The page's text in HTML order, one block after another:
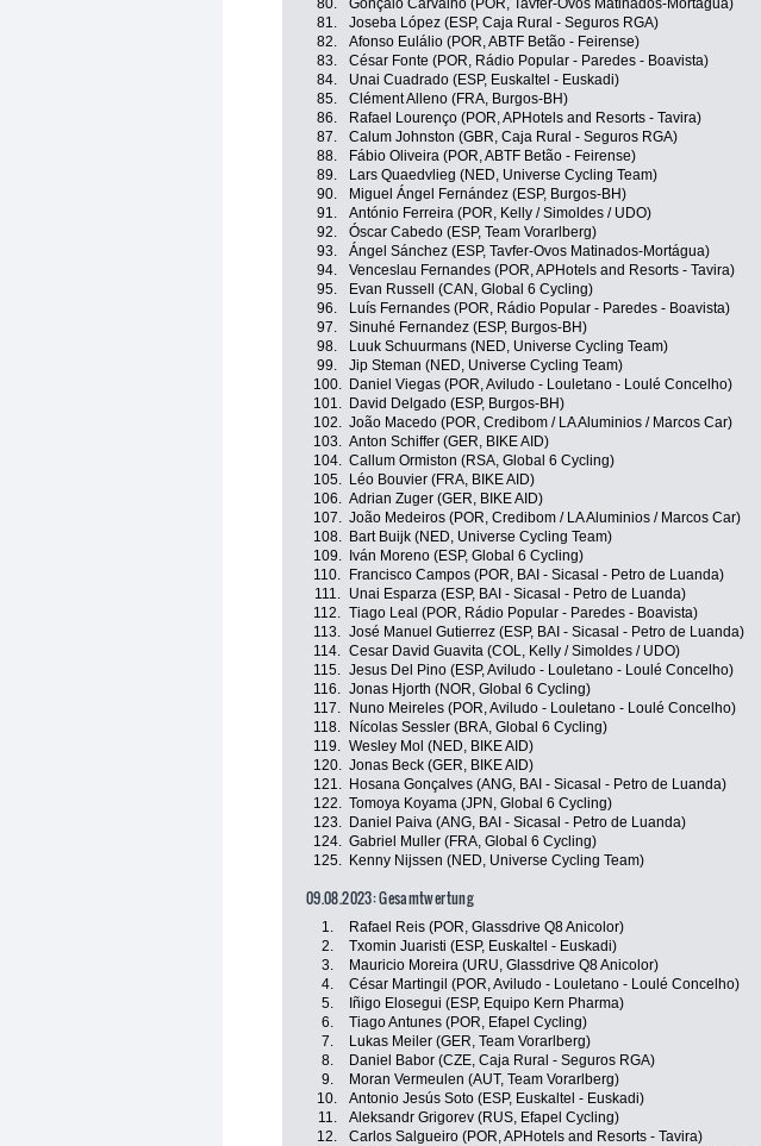
80.
Gonçalo Carvalho (POR, Tavfer-Ovos Matinados-Mortágua)
81.
Joseba López (ESP, Caja Rural - Seguros RGA)
82.
Afonso Eulálio (POR, ABTF Betão - Feirense)
83.
César Fonte (POR, Rádio Popular - Paredes - Boavista)
84.
Unai Cuadrado (ESP, Euskaltel - Euskadi)
85.
Clément Alleno (FRA, Burgos-BH)
86.
Rafael Lourenço (POR, APHotels and Resorts - Tavira)
87.
Calum Johnston (GBR, Caja Rural - Seguros RGA)
88.
Fábio Oliveira (POR, ABTF Betão - Feirense)
89.
Lars Quaedvlieg (NED, Universe Cycling Team)
90.
Miguel Ángel Fernández (ESP, Burgos-BH)
91.
António Ferreira (POR, Kelly / Simoldes / UDO)
92.
Óscar Cabedo (ESP, Team Vorarlberg)
93.
Ángel Sánchez (ESP, Tavfer-Ovos Matinados-Mortágua)
94.
Venceslau Fernandes (POR, APHotels and Resorts - Tavira)
95.
Evan Russell (CAN, Global 6 Cycling)
96.
Luís Fernandes (POR, Rádio Popular - Paredes - Boavista)
97.
Sinuhé Fernandez (ESP, Burgos-BH)
98.
Luuk Schuurmans (NED, Universe Cycling Team)
99.
Jip Steman (NED, Universe Cycling Team)
100.
Daniel Viegas (POR, Aviludo - Louletano - Loulé Concelho)
101.
David Delgado (ESP, Burgos-BH)
102. João Macedo (POR, Credibom / LA Aluminios / Marcos Car)
103. Anton Schiffer (GER, BIKE AID)
104. Callum Ormiston (RSA, Global 6 Cycling)
105.
Léo Bouvier (FRA, BIKE AID)
106. Adrian Zuger (GER, BIKE AID)
107. João Medeiros (POR, Credibom / LA Aluminios / Marcos Car)
108.
Bart Buijk (NED, Universe Cycling Team)
109.
Iván Moreno (ESP, Global 6 Cycling)
110.
Francisco Campos (POR, BAI - Sicasal - Petro de Luanda)
111.
Unai Esparza (ESP, BAI - Sicasal - Petro de Luanda)
112. Tiago Leal (POR, Rádio Popular - Paredes - Boavista)
113. José Manuel Gutierrez (ESP, BAI - Sicasal - Petro de Luanda)
114. Cesar David Guavita (COL, Kelly / Simoldes / UDO)
115. Jesus Del Pino (ESP, Aviludo - Louletano - Loulé Concelho)
116. Jonas Hjorth (NOR, Global 6 Cycling)
117.
Nuno Meireles (POR, Aviludo - Louletano - Loulé Concelho)
118.
Nícolas Sessler (BRA, Global 6 Cycling)
119. Wesley Mol (NED, BIKE AID)
120. Jonas Beck (GER, BIKE AID)
121.
Hosana Gonçalves (ANG, BAI - Sicasal - Petro de Luanda)
122. Tomoya Koyama (JPN, Global 6 Cycling)
123.
Daniel Paiva (ANG, BAI - Sicasal - Petro de Luanda)
124. Gabriel Muller (FRA, Global 6 Cycling)
125.
Kenny Nijssen (NED, Universe Cycling Team)
09.08.2023: Gesamtwertung
1. Rafael Reis (POR, Glassdrive Q8 Anicolor)
2.
Txomin Juaristi (ESP, Euskaltel - Euskadi)
3.
Mauricio Moreira (URU, Glassdrive Q8 Anicolor)
4.
César Martingil (POR, Aviludo - Louletano - Loulé Concelho)
5.
Iñigo Elosegui (ESP, Equipo Kern Pharma)
6.
Tiago Antunes (POR, Efapel Cycling)
7.
Lukas Meiler (GER, Team Vorarlberg)
8.
Daniel Babor (CZE, Caja Rural - Seguros RGA)
9.
Moran Vermeulen (AUT, Team Vorarlberg)
10.
Antonio Jesús Soto (ESP, Euskaltel - Euskadi)
11.
Aleksandr Grigorev (RUS, Efapel Cycling)
12.
Carlos Salgueiro (POR, APHotels and Resorts - Tavira)